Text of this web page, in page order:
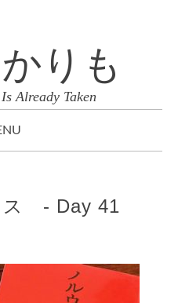
りも
Already Taken
ス - Day 41